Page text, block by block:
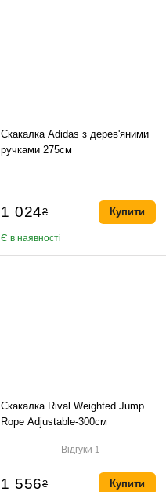
Скакалка Adidas з дерев'яними
ручками 275см
1 024₴
Є в наявності
Купити
Скакалка Rival Weighted Jump
Rope Adjustable-300см
Відгуки 1
1 556₴ Купити